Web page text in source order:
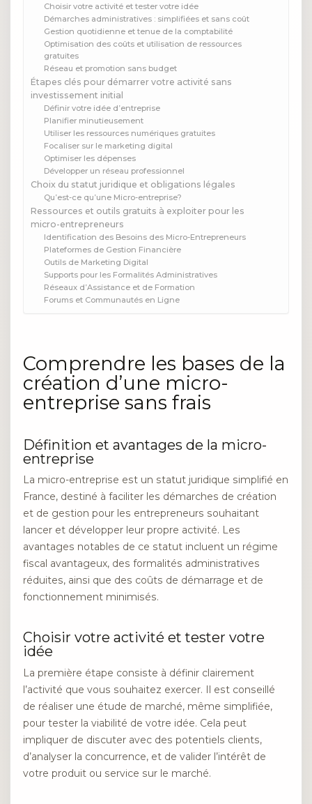
Choisir votre activité et tester votre idée
Démarches administratives : simplifiées et sans coût
Gestion quotidienne et tenue de la comptabilité
Optimisation des coûts et utilisation de ressources
gratuites
Réseau et promotion sans budget
Étapes clés pour démarrer votre activité sans
investissement initial
Définir votre idée d’entreprise
Planifier minutieusement
Utiliser les ressources numériques gratuites
Focaliser sur le marketing digital
Optimiser les dépenses
Développer un réseau professionnel
Choix du statut juridique et obligations légales
Qu’est-ce qu’une Micro-entreprise?
Ressources et outils gratuits à exploiter pour les
micro-entrepreneurs
Identification des Besoins des Micro-Entrepreneurs
Plateformes de Gestion Financière
Outils de Marketing Digital
Supports pour les Formalités Administratives
Réseaux d’Assistance et de Formation
Forums et Communautés en Ligne
Comprendre les bases de la
création d’une micro-
entreprise sans frais
Définition et avantages de la micro-
entreprise
La micro-entreprise est un statut juridique simplifié en
France, destiné à faciliter les démarches de création
et de gestion pour les entrepreneurs souhaitant
lancer et développer leur propre activité. Les
avantages notables de ce statut incluent un régime
fiscal avantageux, des formalités administratives
réduites, ainsi que des coûts de démarrage et de
fonctionnement minimisés.
Choisir votre activité et tester votre
idée
La première étape consiste à définir clairement
l’activité que vous souhaitez exercer. Il est conseillé
de réaliser une étude de marché, même simplifiée,
pour tester la viabilité de votre idée. Cela peut
impliquer de discuter avec des potentiels clients,
d’analyser la concurrence, et de valider l’intérêt de
votre produit ou service sur le marché.